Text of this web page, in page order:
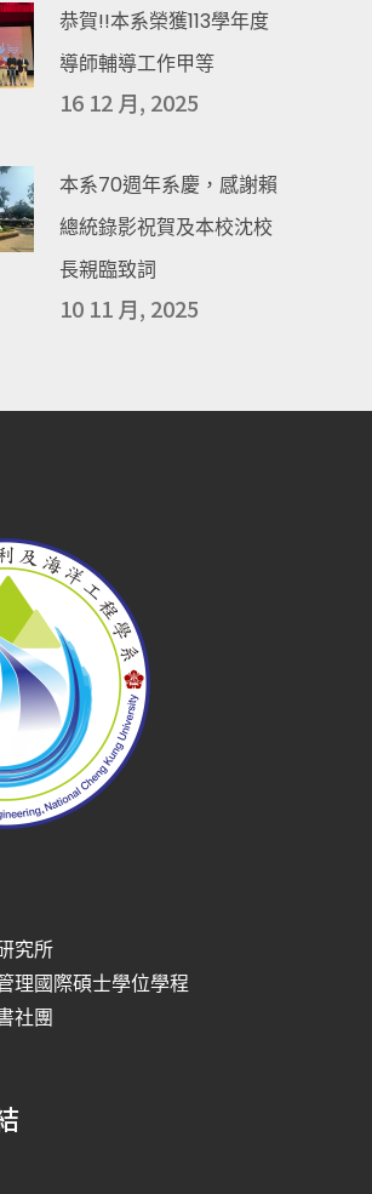
恭賀!!本系榮獲113學年度
導師輔導工作甲等
16 12 月, 2025
本系70週年系慶，感謝賴
總統錄影祝賀及本校沈校
長親臨致詞
10 11 月, 2025
究所
理國際碩士學位學程
社團